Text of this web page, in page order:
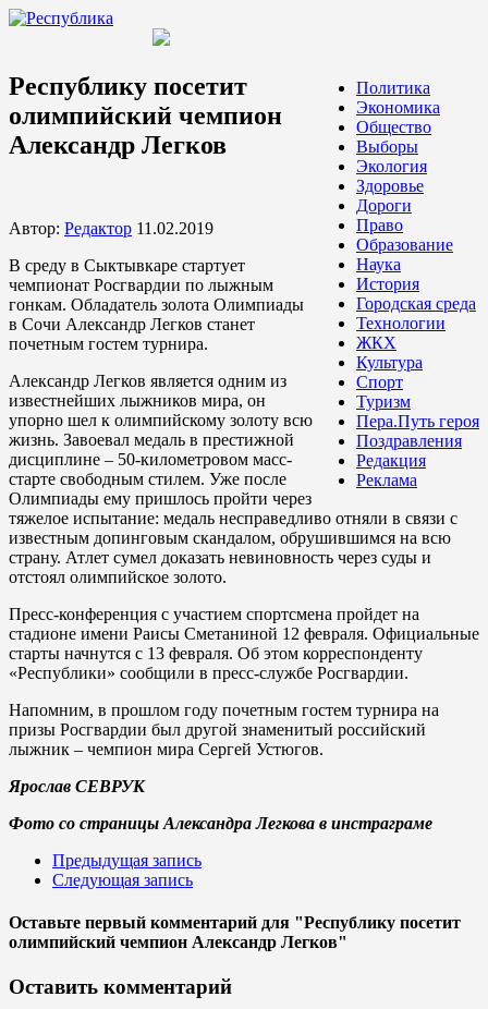
Политика
Экономика
Общество
Выборы
Экология
Здоровье
Дороги
Право
Образование
Наука
История
Городская среда
Технологии
ЖКХ
Культура
Спорт
Туризм
Пера.Путь героя
Поздравления
Редакция
Реклама
Республику посетит
олимпийский чемпион
Александр Легков
Автор: Редактор 11.02.2019
В среду в Сыктывкаре стартует
чемпионат Росгвардии по лыжным
гонкам. Обладатель золота Олимпиады
в Сочи Александр Легков станет
почетным гостем турнира.
Александр Легков является одним из
известнейших лыжников мира, он
упорно шел к олимпийскому золоту всю
жизнь. Завоевал медаль в престижной
дисциплине – 50-километровом масс-
старте свободным стилем. Уже после
Олимпиады ему пришлось пройти через
тяжелое испытание: медаль несправедливо отняли в связи с
известным допинговым скандалом, обрушившимся на всю
страну. Атлет сумел доказать невиновность через суды и
отстоял олимпийское золото.
Пресс-конференция с участием спортсмена пройдет на
стадионе имени Раисы Сметаниной 12 февраля. Официальные
старты начнутся с 13 февраля. Об этом корреспонденту
«Республики» сообщили в пресс-службе Росгвардии.
Напомним, в прошлом году почетным гостем турнира на
призы Росгвардии был другой знаменитый российский
лыжник – чемпион мира Сергей Устюгов.
Ярослав СЕВРУК
Фото со страницы Александра Легкова в инстраграме
Предыдущая запись
Следующая запись
Оставьте первый комментарий для "Республику посетит
олимпийский чемпион Александр Легков"
Оставить комментарий